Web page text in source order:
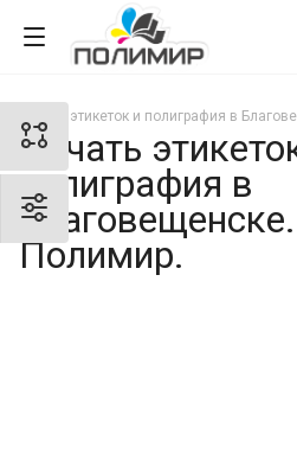
Печать этикеток и полиграфия в
Печать
полиграфия в
Полимир.